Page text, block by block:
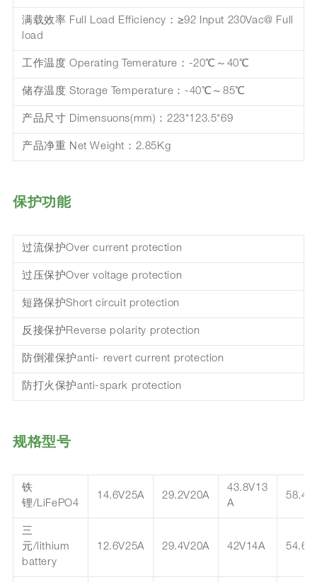
满载效率 Full Load Efficiency：≥92 Input 230Vac@ Full
load
工作温度 Operating Temerature：-20℃～40℃
储存温度 Storage Temperature：-40℃～85℃
产品尺寸 Dimensuons(mm)：223*123.5*69
产品净重 Net Weight：2.85Kg
保护功能
过流保护Over current protection
过压保护Over voltage protection
短路保护Short circuit protection
反接保护Reverse polarity protection
防倒灌保护anti- revert current protection
防打火保护anti-spark protection
规格型号
铁
锂/LiFePO4
14.6V25A 29.2V20A
43.8V13
A
三
元/lithium
battery
12.6V25A 29.4V20A 42V14A